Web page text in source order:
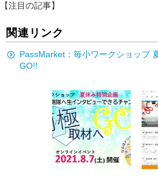
【注目の記事】
関連リンク
PassMarket：毎小ワークショップ
GO!!